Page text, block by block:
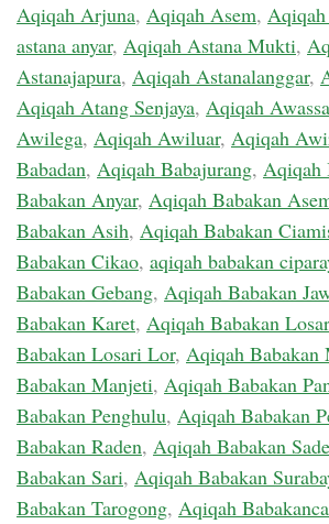
Aqiqah Arjuna, Aqiqah Asem,
astana anyar, Aqiqah Astana Mukti,
Astanajapura, Aqiqah Astanalanggar,
Aqiqah Atang Senjaya, Aqiqah
Awilega, Aqiqah Awiluar, Aqiqah
Babadan, Aqiqah Babajurang, Aqiqah
Babakan Anyar, Aqiqah Babakan
Babakan Asih, Aqiqah Babakan
Babakan Cikao, aqiqah babakan
Babakan Gebang, Aqiqah Babakan
Babakan Karet, Aqiqah Babakan
Babakan Losari Lor, Aqiqah Babakan
Babakan Manjeti, Aqiqah Babakan
Babakan Penghulu, Aqiqah Babakan
Babakan Raden, Aqiqah Babakan
Babakan Sari, Aqiqah Babakan
Babakan Tarogong, Aqiqah